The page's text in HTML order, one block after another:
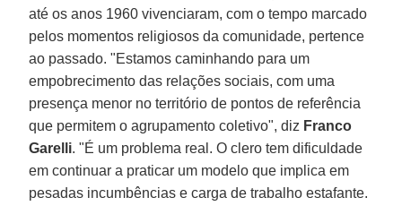
até os anos 1960 vivenciaram, com o tempo marcado
pelos momentos religiosos da comunidade, pertence
ao passado. "Estamos caminhando para um
empobrecimento das relações sociais, com uma
presença menor no território de pontos de referência
que permitem o agrupamento coletivo", diz Franco
Garelli. "É um problema real. O clero tem dificuldade
em continuar a praticar um modelo que implica em
pesadas incumbências e carga de trabalho estafante.